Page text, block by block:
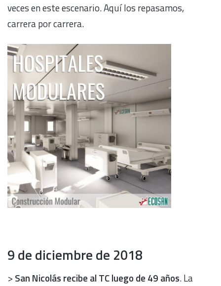
veces en este escenario. Aquí los repasamos,
carrera por carrera.
9 de diciembre de 2018
> San Nicolás recibe al TC luego de 49 años. La